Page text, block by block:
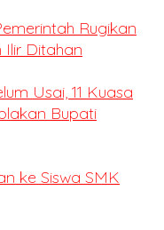
Rugikan
Ilir Ditahan
Usai, 11 Kuasa
Bupati
ke Siswa SMK